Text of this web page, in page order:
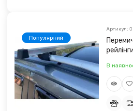
Популярний
Артикул:
В